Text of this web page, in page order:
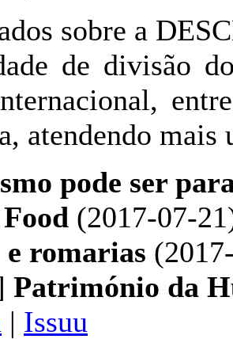
sobre a
de divisão
atendendo
pode ser
(2017-07-
e romarias
Património da
| Issuu